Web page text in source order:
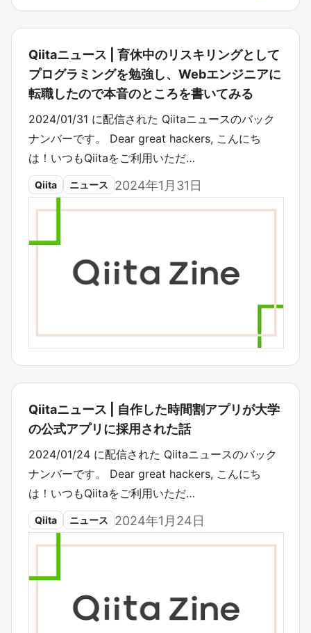
Qiitaニュース | 育休中のリスキリングとして
プログラミングを勉強し、Webエンジニアに
転職したので本音のところを書いてみる
2024/01/31 に配信された Qiitaニュースのバック
ナンバーです。 Dear great hackers, こんにち
は！いつもQiitaをご利用いただ…
Qiita ニュース 2024年1月31日
Qiitaニュース | 自作した時間割アプリが大学
の公式アプリに採用された話
2024/01/24 に配信された Qiitaニュースのバック
ナンバーです。 Dear great hackers, こんにち
は！いつもQiitaをご利用いただ…
Qiita ニュース 2024年1月24日